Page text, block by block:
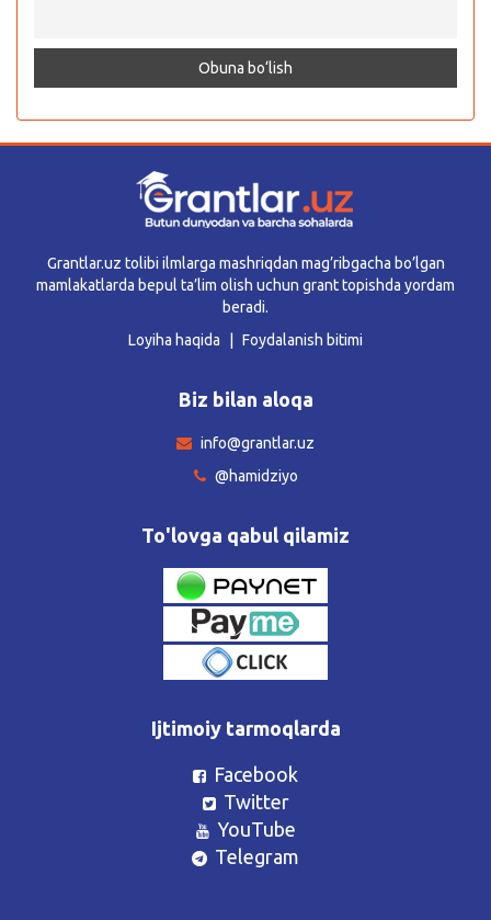
Grantlar.uz tolibi ilmlarga mashriqdan mag’ribgacha bo’lgan
mamlakatlarda bepul ta’lim olish uchun grant topishda yordam
beradi.
Loyiha haqida
Foydalanish bitimi
Biz bilan aloqa
info@grantlar.uz
@hamidziyo
To'lovga qabul qilamiz
Ijtimoiy tarmoqlarda
Facebook
Twitter
YouTube
Telegram